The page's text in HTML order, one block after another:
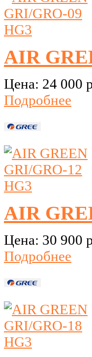
AIR
Цена: 24 000
Подробнее
AIR
Цена: 30 900
Подробнее